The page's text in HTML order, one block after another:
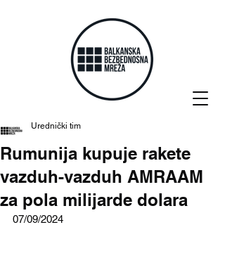
Rumunija kupuje rakete
vazduh-vazduh AMRAAM
za pola milijarde dolara
Urednički tim
07/09/2024